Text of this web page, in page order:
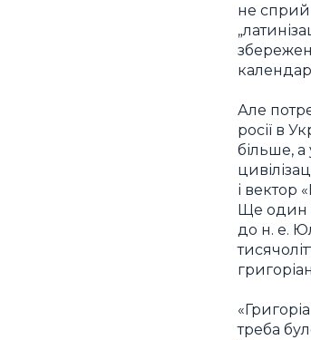
не
Але
росії в
більше,
і вектор
Ще один
до н. е.
треба